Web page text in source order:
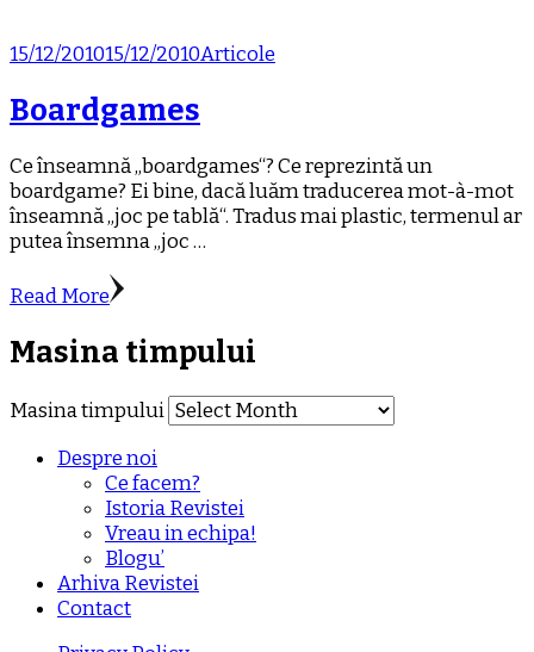
15/12/201015/12/2010Articole
Boardgames
Ce înseamnă „boardgames“? Ce reprezintă un
boardgame? Ei bine, dacă luăm traducerea mot-à-mot
înseamnă „joc pe tablă“. Tradus mai plastic, termenul ar
putea însemna „joc …
Read More
Masina timpului
Masina timpului
Despre noi
Ce facem?
Istoria Revistei
Vreau in echipa!
Blogu’
Arhiva Revistei
Contact